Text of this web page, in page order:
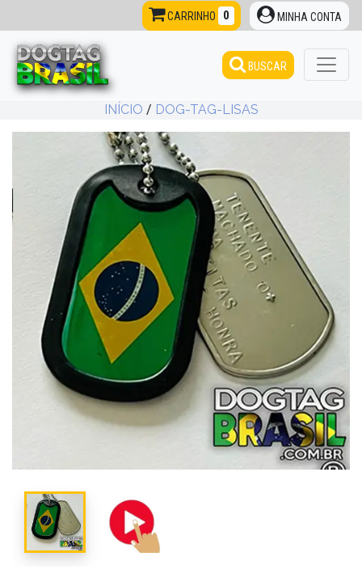
CARRINHO 0 MINHA CONTA
BUSCAR
INÍCIO / DOG-TAG-LISAS